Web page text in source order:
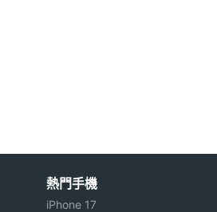
，高對比度螢幕、1,920 x
熱門手機
iPhone 17